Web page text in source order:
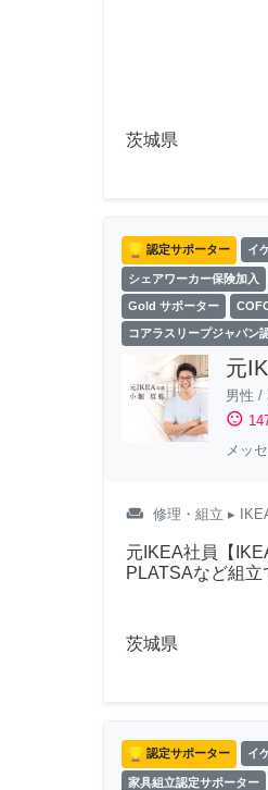
茨城県
認定サポーター イ
シェアワーカー保険加入
Gold サポーター
コアラスリープジャパン
元
男性 /
sentiment_satisfied
メッ
weekend 修理・組立 ▸
元IKEA社員【
PLATSAなど組立
茨城県
認定サポーター イ
家具組立認定サポーター